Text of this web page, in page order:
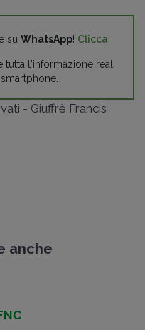
su WhatsApp! Clicca
tutta l'informazione real
- Giuffrè Francis
anche